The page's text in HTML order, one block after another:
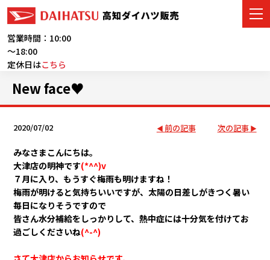
営業時間：10:00
～18:00
定休日はこちら
展示車・試乗車
アフターサービス
New face♥
2020/07/02 前の記事 次の記事
みなさまこんにちは。
大津店の明神です(*^^)v
７月に入り、もうすぐ梅雨も明けますね！
梅雨が明けると気持ちいいですが、太陽の日差しがきつく暑い
毎日になりそうですので
皆さん水分補給をしっかりして、熱中症には十分気を付けてお
過ごしくださいね(^-^)